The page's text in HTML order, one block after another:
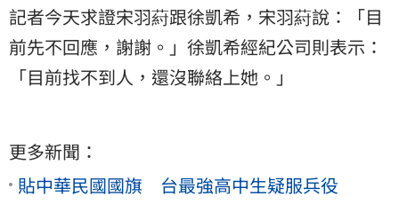
記者今天求證宋羽葤跟徐凱希，宋羽葤說：「目
前先不回應，謝謝。」徐凱希經紀公司則表示：
「目前找不到人，還沒聯絡上她。」
更多新聞：
貼中華民國國旗 台最強高中生疑服兵役